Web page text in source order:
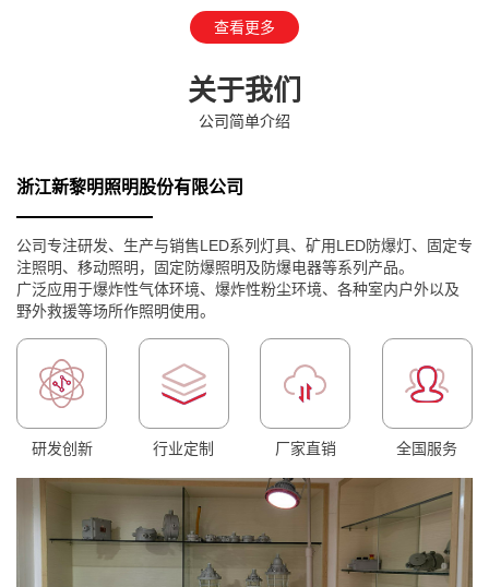
查看更多
关于我们
公司简单介绍
浙江新黎明照明股份有限公司
公司专注研发、生产与销售LED系列灯具、矿用LED防爆灯、固定专
注照明、移动照明，固定防爆照明及防爆电器等系列产品。
广泛应用于爆炸性气体环境、爆炸性粉尘环境、各种室内户外以及
野外救援等场所作照明使用。
研发创新 行业定制 厂家直销 全国服务